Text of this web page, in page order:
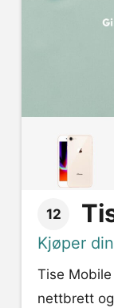
12
Kjøper
Tise
nettbrett